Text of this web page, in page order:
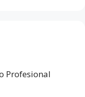
Profesional